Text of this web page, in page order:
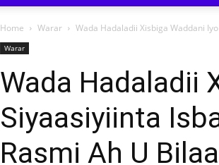
Home Warar Wada Hadaladii Xisbiga Waddani
Warar
Wada Hadaladii
Siyaasiyiinta
Rasmi Ah U